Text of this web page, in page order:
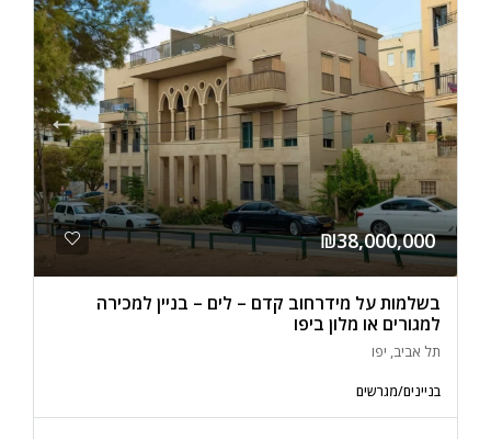
₪38,000,000
בשלמות על מידרחוב קדם – לים – בניין למכירה
למגורים או מלון ביפו
תל אביב, יפו
בניינים/מגרשים